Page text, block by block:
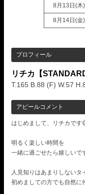
8月13日(木)
8月14日(金)
プロフィール
リチカ【
T.165 B.88 (F) W.57
アピールコメント
はじめまして、リチカです
明るく楽しい時間を
一緒に過ごせたら嬉しいで
人見知りはあまりしないタ
初めましての方でも自然に